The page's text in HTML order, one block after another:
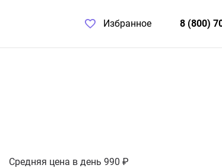
Избранное 8 (800)
Средняя цена в день 990 ₽